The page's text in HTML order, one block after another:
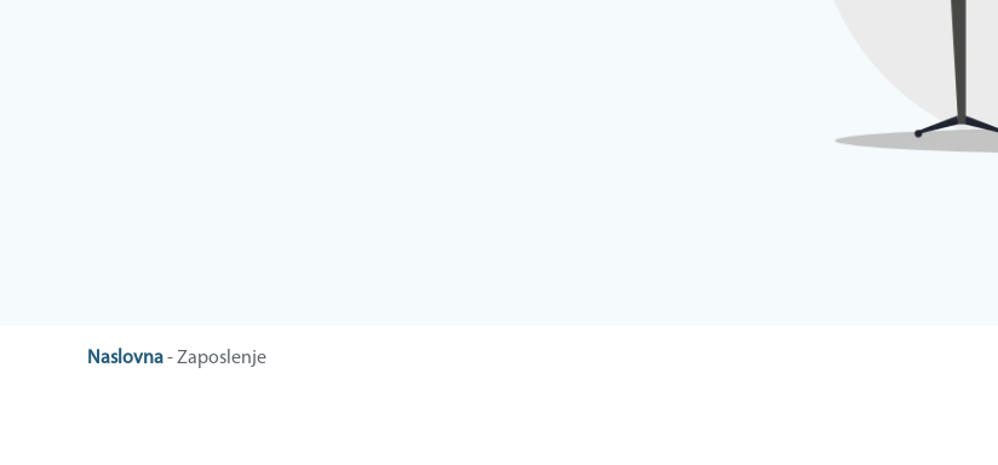
Naslovna-Zaposlenje